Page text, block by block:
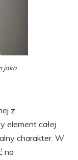
jako
z
element całej
charakter. W
na